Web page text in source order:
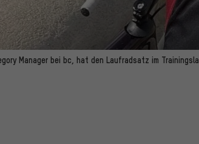
Manager bei bc, hat den Laufradsatz im